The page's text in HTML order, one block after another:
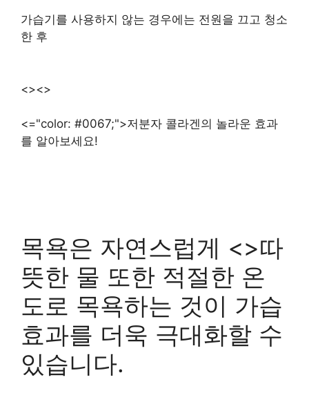
가습기를 사용하지 않는 경우에는 전원을 끄고 청소
한 후
<><>
<="color: #0067;">저분자 콜라겐의 놀라운 효과
를 알아보세요!
목욕은 자연스럽게 <>따
뜻한 물 또한 적절한 온
도로 목욕하는 것이 가습
효과를 더욱 극대화할 수
있습니다.